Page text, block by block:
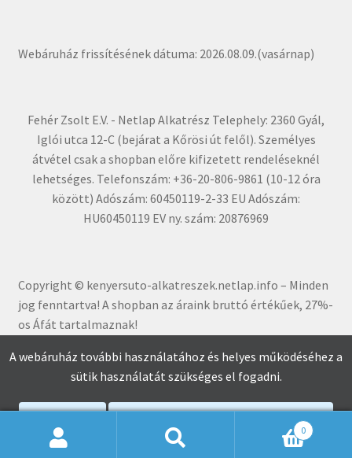
Webáruház frissítésének dátuma: 2026.08.09.(vasárnap)
Fehér Zsolt E.V. - Netlap Alkatrész Telephely: 2360 Gyál,
Iglói utca 12-C (bejárat a Kőrösi út felől). Személyes
átvétel csak a shopban előre kifizetett rendeléseknél
lehetséges. Telefonszám: +36-20-806-9861 (10-12 óra
között) Adószám: 60450119-2-33 EU Adószám:
HU60450119 EV ny. szám: 20876969
Copyright © kenyersuto-alkatreszek.netlap.info – Minden
jog fenntartva! A shopban az áraink bruttó értékűek, 27%-
os Áfát tartalmaznak!
Keresés
0
A webáruház további használatához és helyes működéséhez a
sütik használatát szükséges el fogadni.
Adatkezelési Tájékoztató Elolvasása